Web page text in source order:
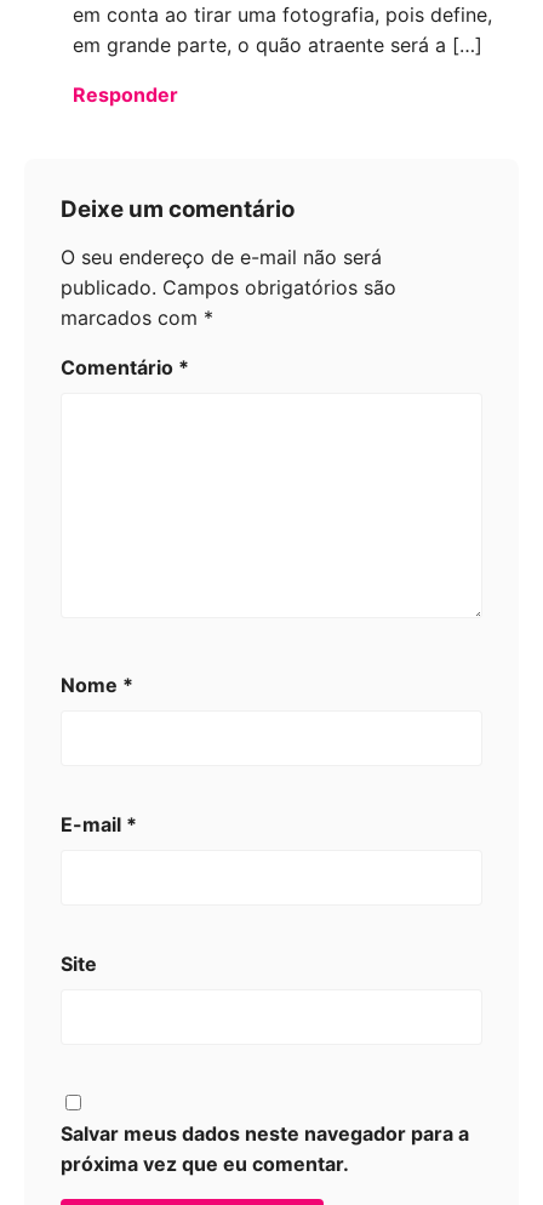
em conta ao tirar uma fotografia, pois define,
em grande parte, o quão atraente será a […]
Responder
Deixe um comentário
O seu endereço de e-mail não será
publicado. Campos obrigatórios são
marcados com *
Comentário *
Nome *
E-mail *
Site
Salvar meus dados neste navegador para a
próxima vez que eu comentar.